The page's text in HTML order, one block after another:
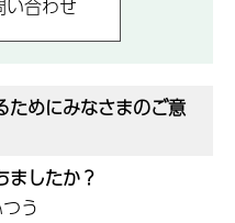
ためにみなさまのご意
ましたか？
う